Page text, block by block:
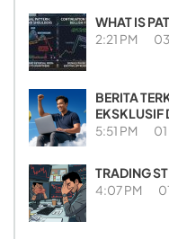
WHAT IS
2:21 PM
BERITA
EKSKLUSIF
5:51 PM
TRADING
4:07 PM